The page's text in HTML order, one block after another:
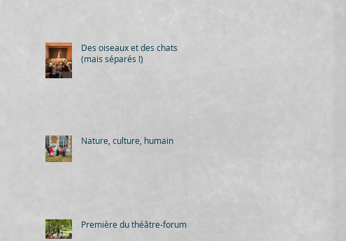
Des oiseaux et des chats
(mais séparés !)
Nature, culture, humain
Première du théâtre-forum